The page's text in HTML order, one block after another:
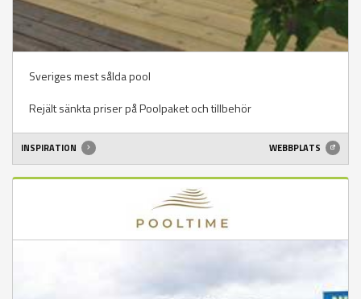
Sveriges mest sålda pool
Rejält sänkta priser på Poolpaket och tillbehör
INSPIRATION WEBBPLATS